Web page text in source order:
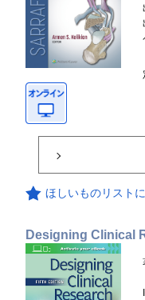
ほしいものリスト
Designing Clinical